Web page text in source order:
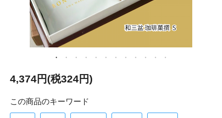
4,374円(税324円)
この商品のキーワード